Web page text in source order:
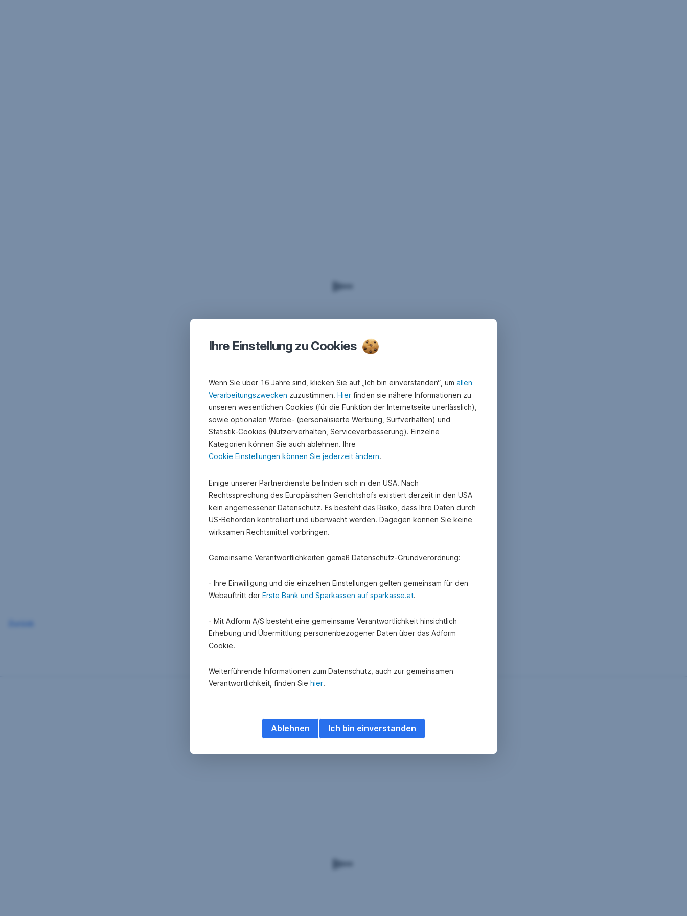
Ihre Einstellung zu Cookies
Wenn Sie über 16 Jahre sind, klicken Sie auf „Ich bin einverstanden“, um allen
Verarbeitungszwecken zuzustimmen. Hier finden sie nähere Informationen zu
unseren wesentlichen Cookies (für die Funktion der Internetseite unerlässlich),
sowie optionalen Werbe- (personalisierte Werbung, Surfverhalten) und
Statistik-Cookies (Nutzerverhalten, Serviceverbesserung). Einzelne
Kategorien können Sie auch ablehnen. Ihre
Cookie Einstellungen können Sie jederzeit ändern.
Einige unserer Partnerdienste befinden sich in den USA. Nach
Rechtssprechung des Europäischen Gerichtshofs existiert derzeit in den USA
kein angemessener Datenschutz. Es besteht das Risiko, dass Ihre Daten durch
US-Behörden kontrolliert und überwacht werden. Dagegen können Sie keine
wirksamen Rechtsmittel vorbringen.
Gemeinsame Verantwortlichkeiten gemäß Datenschutz-Grundverordnung:
- Ihre Einwilligung und die einzelnen Einstellungen gelten gemeinsam für den
Webauftritt der Erste Bank und Sparkassen auf sparkasse.at.
- Mit Adform A/S besteht eine gemeinsame Verantwortlichkeit hinsichtlich
Erhebung und Übermittlung personenbezogener Daten über das Adform
Cookie.
Weiterführende Informationen zum Datenschutz, auch zur gemeinsamen
Verantwortlichkeit, finden Sie hier.
Ich bin einverstanden
Ablehnen